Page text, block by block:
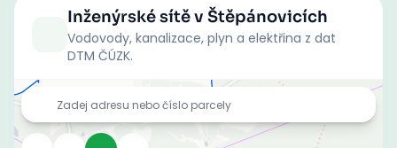
Inženýrské sítěv Štěpánovicích
Vodovody, kanalizace, plyn a elektřina z dat
DTM ČÚZK.